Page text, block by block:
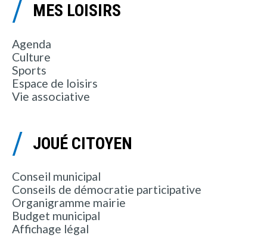
MES LOISIRS
Agenda
Culture
Sports
Espace de loisirs
Vie associative
JOUÉ CITOYEN
Conseil municipal
Conseils de démocratie participative
Organigramme mairie
Budget municipal
Affichage légal